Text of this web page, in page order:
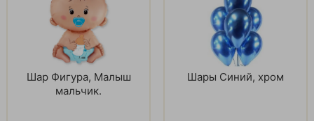
Шар Фигура, Малыш
мальчик.
Шары Синий, хром